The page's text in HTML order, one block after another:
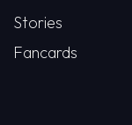
Stories
Fancards